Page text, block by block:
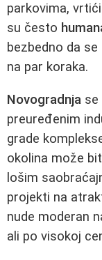
parkovima,
su često
bezbedno da
na par koraka.
Novogradnja se
preuređenim
grade
okolina može
lošim
projekti na
nude moderan
ali po visokoj